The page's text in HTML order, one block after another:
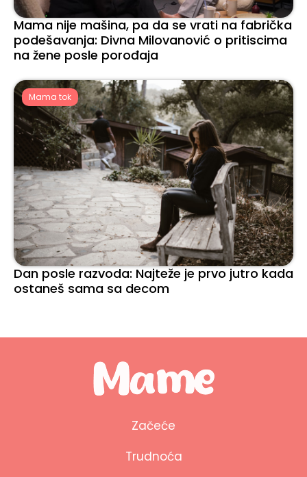
Mama nije mašina, pa da se vrati na fabrička
podešavanja: Divna Milovanović o pritiscima
na žene posle porođaja
Mama tok
Dan posle razvoda: Najteže je prvo jutro kada
ostaneš sama sa decom
Začeće
Trudnoća